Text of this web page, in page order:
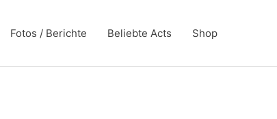
Fotos / Berichte Beliebte Acts Shop